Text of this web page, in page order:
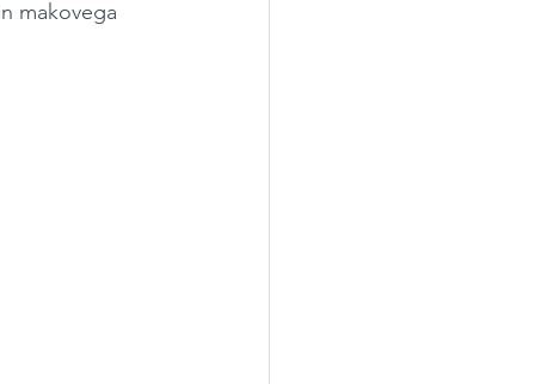
makovega